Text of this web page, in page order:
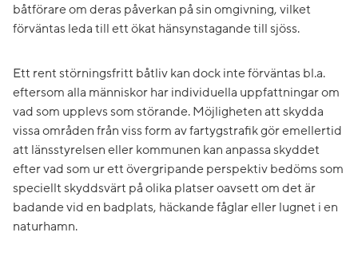
båtförare om deras påverkan på sin omgivning, vilket
förväntas leda till ett ökat hänsynstagande till sjöss.
Ett rent störningsfritt båtliv kan dock inte förväntas bl.a.
eftersom alla människor har individuella uppfattningar om
vad som upplevs som störande. Möjligheten att skydda
vissa områden från viss form av fartygstrafik gör emellertid
att länsstyrelsen eller kommunen kan anpassa skyddet
efter vad som ur ett övergripande perspektiv bedöms som
speciellt skyddsvärt på olika platser oavsett om det är
badande vid en badplats, häckande fåglar eller lugnet i en
naturhamn.